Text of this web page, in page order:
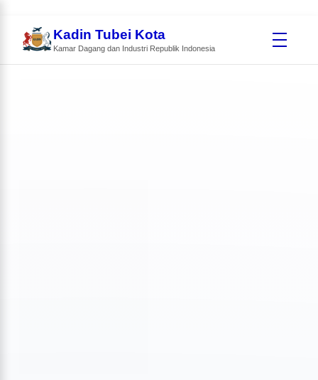
Kadin Tubei Kota
Kamar Dagang dan Industri Republik Indonesia